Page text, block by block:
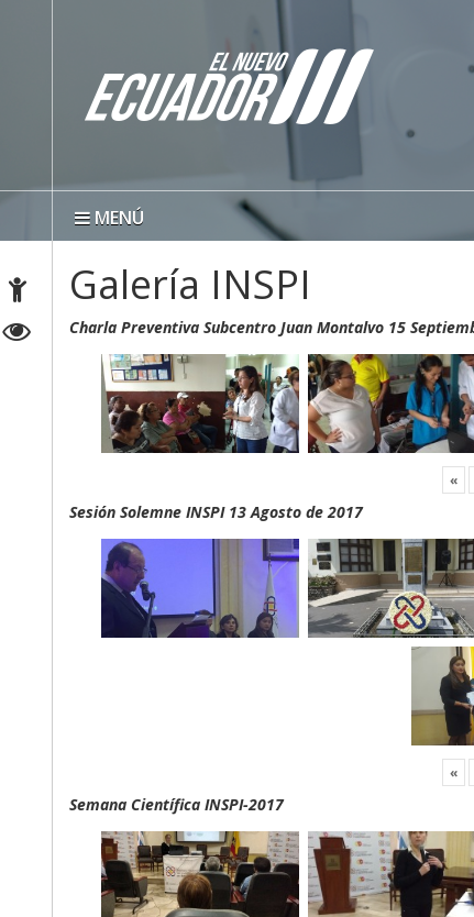
MENÚ
Galería INSPI
Charla Preventiva Subcentro Juan Montalvo 15
«
Sesión Solemne INSPI 13 Agosto de 2017
«
Semana Científica INSPI-2017